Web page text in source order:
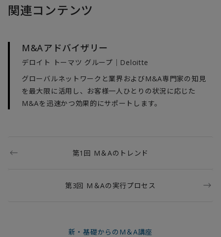
関連コンテンツ
M&Aアドバイザリー
デロイト トーマツ グループ｜Deloitte
グローバルネットワークと業界およびM&A専門家の知見
を最大限に活用し、お客様一人ひとりの状況に応じた
M&Aを迅速かつ効果的にサポートします。
第1回 M＆Aのトレンド
第3回 M＆Aの実行プロセス
新・基礎からのM＆A講座